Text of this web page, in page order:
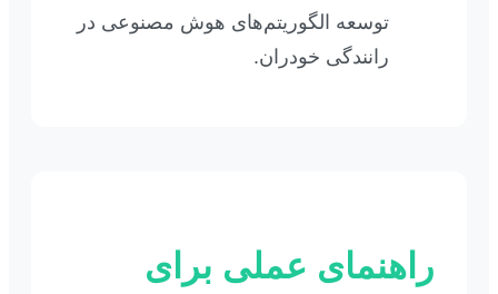
توسعه الگوریتم‌های هوش مصنوعی در
رانندگی خودران.
راهنمای عملی برای